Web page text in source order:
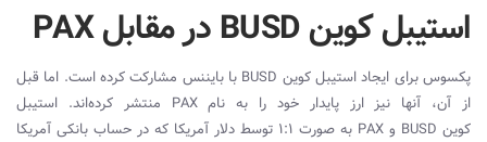
استیبل کوین BUSD در مقابل PAX
پکسوس برای ایجاد استیبل کوین BUSD با بایننس مشارکت کرده است. اما قبل
از آن، آنها نیز ارز پایدار خود را به نامPAX منتشر کرده‌اند. استیبل
کوین BUSD و PAX
به صورت 1:1 توسط دلار آمریکا که در حساب بانکی آمریکا